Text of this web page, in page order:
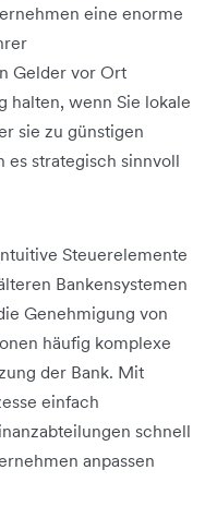
eine enorme
Gelder vor Ort
halten, wenn Sie lokale
sie zu günstigen
es strategisch sinnvoll
Steuerelemente
Bankensystemen
Genehmigung von
häufig komplexe
der Bank. Mit
einfach
schnell
anpassen